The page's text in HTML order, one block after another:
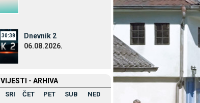
30:38
Dnevnik 2
06.08.2026.
VIЈESTI - ARHIVA
SRI ČET PET SUB NED